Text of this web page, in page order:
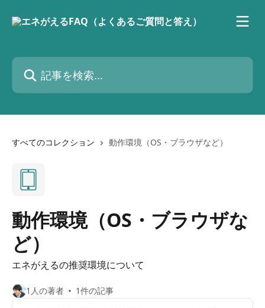
記事を検索...
すべてのコレクション 動作環境（OS・ブラウザなど）
動作環境（OS・ブラウザな
ど）
エネがえるの推奨環境について
1人の著者 1件の記事